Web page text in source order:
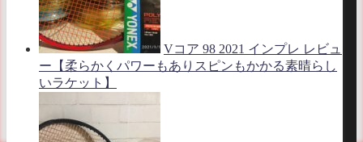
Vコア 98 2021 インプレ レビュ
ー【柔らかくパワーもありスピンもかかる素晴らし
いラケット】